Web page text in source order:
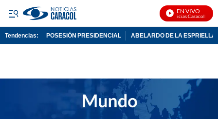
EN VIVO
Noticias Caracol En
Tendencias: POSESIÓN PRESIDENCIAL ABELARDO DE LA ESPRIELLA